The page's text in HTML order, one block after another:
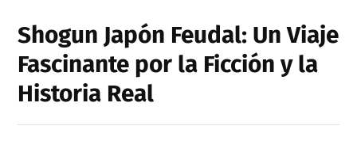
Shogun Japón Feudal: Un Viaje
Fascinante por la Ficción y la
Historia Real